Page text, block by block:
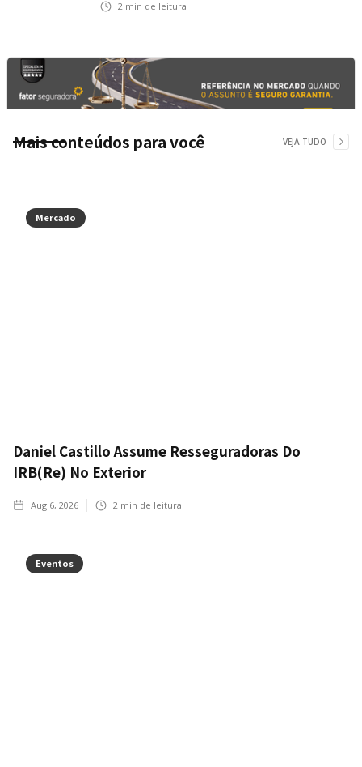
2 min de leitura
Mais conteúdos para você VEJA TUDO
Mercado
Daniel Castillo Assume Resseguradoras Do
IRB(Re) No Exterior
Aug 6, 2026 2 min de leitura
Eventos